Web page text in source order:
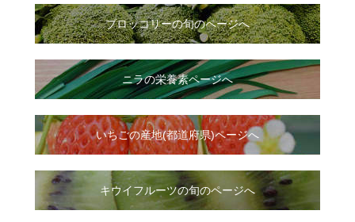
ブロッコリーの旬のページへ
ニラの栄養素ページへ
いちごの産地(都道府県)ページへ
キウイフルーツの旬のページへ